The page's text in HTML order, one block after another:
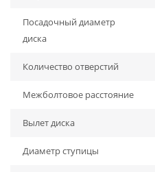
Посадочный диаметр
диска
Количество отверстий
Межболтовое расстояние
Вылет диска
Диаметр ступицы